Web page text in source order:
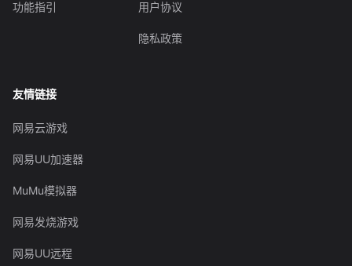
功能指引 用户协议
隐私政策
友情链接
网易云游戏
网易UU加速器
MuMu模拟器
网易发烧游戏
网易UU远程